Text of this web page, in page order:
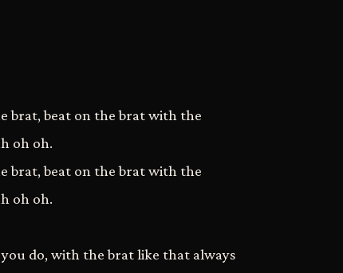
brat, beat on the brat with the
oh oh.
brat, beat on the brat with the
oh oh.
do, with the brat like that always